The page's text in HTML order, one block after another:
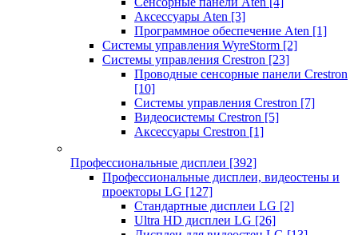
Аксессуары Aten [3]
Программное обеспечение Aten [1]
Системы управления WyreStorm [2]
Системы управления Crestron [23]
Проводные сенсорные панели Crestron
[10]
Системы управления Crestron [7]
Видеосистемы Crestron [5]
Аксессуары Crestron [1]
Профессиональные дисплеи [392]
Профессиональные дисплеи, видеостены и
проекторы LG [127]
Стандартные дисплеи LG [2]
Ultra HD дисплеи LG [26]